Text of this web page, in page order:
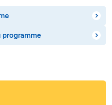
programme